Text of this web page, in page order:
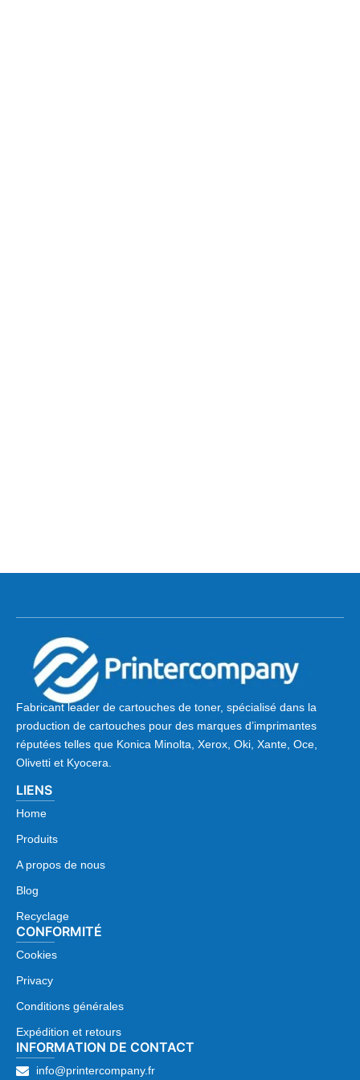
Fabricant leader de cartouches de toner, spécialisé dans la
production de cartouches pour des marques d’imprimantes
réputées telles que Konica Minolta, Xerox, Oki, Xante, Oce,
Olivetti et Kyocera.
LIENS
Home
Produits
A propos de nous
Blog
Recyclage
CONFORMITÉ
Cookies
Privacy
Conditions générales
Expédition et retours
INFORMATION DE CONTACT
info@printercompany.fr